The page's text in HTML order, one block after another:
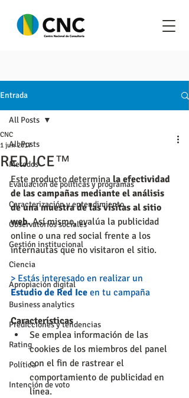
Entrada
All Posts
Metodos
Evaluación de políticas y programas
Caracterización y entendimiento
Observatorios sociales
Gestión institucional
Ciencia
Apropiación digital
Business analytics
Predicciones y tendencias
Rating
Política
Intención de voto
All Posts
RED ICE™
CNC
1 jun 2017
Este producto determina la efectividad
de las campañas mediante el análisis
de una muestra de las visitas al sitio
web. Así mismo, evalúa la publicidad
online o una red social frente a los
internautas que no visitaron el sitio.
> Estás interesado en realizar un
Estudio de Red Ice en tu campaña
Características
Se emplea información de las
cookies de los miembros del panel
con el fin de rastrear el
comportamiento de publicidad en
línea.